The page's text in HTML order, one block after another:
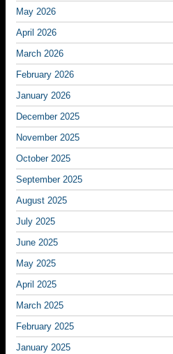
May 2026
April 2026
March 2026
February 2026
January 2026
December 2025
November 2025
October 2025
September 2025
August 2025
July 2025
June 2025
May 2025
April 2025
March 2025
February 2025
January 2025